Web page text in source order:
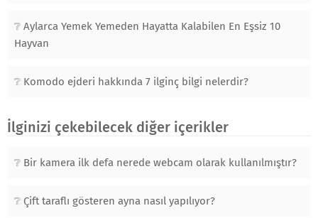
Aylarca Yemek Yemeden Hayatta Kalabilen En Eşsiz 10
Hayvan
Komodo ejderi hakkında 7 ilginç bilgi nelerdir?
İlginizi çekebilecek diğer içerikler
Bir kamera ilk defa nerede webcam olarak kullanılmıştır?
Çift taraflı gösteren ayna nasıl yapılıyor?